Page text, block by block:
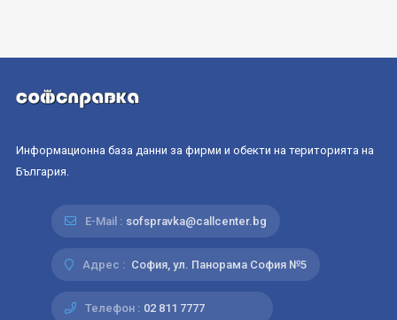
Информационна база данни за фирми и обекти на територията на
България.
E-Mail : sofspravka@callcenter.bg
Адрес : София, ул. Панорама София №5
Телефон : 02 811 7777